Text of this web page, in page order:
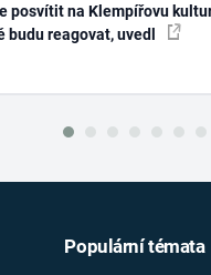
posvítit na Klempířovu
budu reagovat, uvedl
Populární témata